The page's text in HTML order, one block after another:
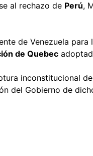
al rechazo de Perú,
de Venezuela
de Quebec
inconstitucional
del Gobierno de